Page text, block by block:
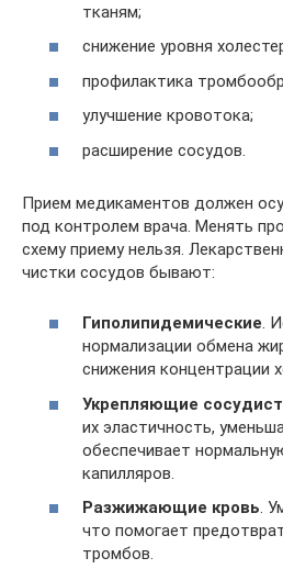
тканям;
снижение уровня
профилактика
улучшение кровотока;
расширение сосудов.
Прием медикаментов должен
под контролем врача. Менять
схему приему нельзя.
чистки сосудов бывают:
Гиполипидемические.
нормализации обмена
снижения концентрации
Укрепляющие
их эластичность,
обеспечивает
капилляров.
Разжижающие кровь.
что помогает
тромбов.